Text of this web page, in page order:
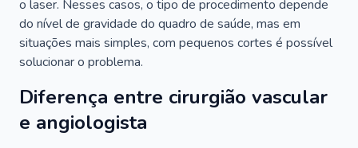
o laser. Nesses casos, o tipo de procedimento depende
do nível de gravidade do quadro de saúde, mas em
situações mais simples, com pequenos cortes é possível
solucionar o problema.
Diferença entre cirurgião vascular
e angiologista